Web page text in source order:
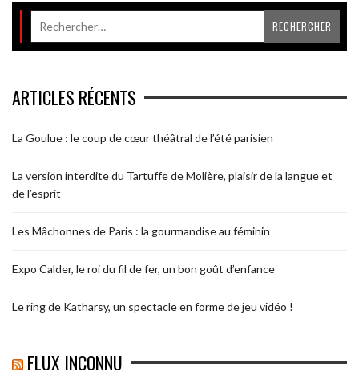
ARTICLES RÉCENTS
La Goulue : le coup de cœur théâtral de l’été parisien
La version interdite du Tartuffe de Molière, plaisir de la langue et
de l’esprit
Les Mâchonnes de Paris : la gourmandise au féminin
Expo Calder, le roi du fil de fer, un bon goût d’enfance
Le ring de Katharsy, un spectacle en forme de jeu vidéo !
FLUX INCONNU